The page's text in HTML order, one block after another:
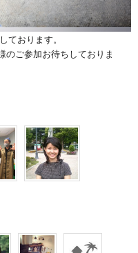
しております。
のご参加お待ちしておりま